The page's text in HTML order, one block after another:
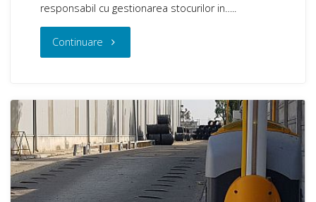
responsabil cu gestionarea stocurilor in…..
Continuare "SSMS
–
Gestionarea
stocurilor